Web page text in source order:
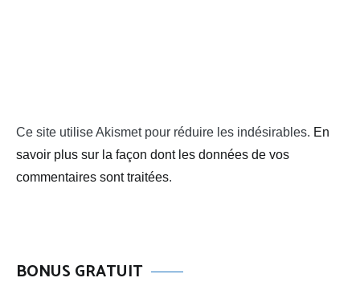
Ce site utilise Akismet pour réduire les indésirables. En
savoir plus sur la façon dont les données de vos
commentaires sont traitées.
BONUS GRATUIT